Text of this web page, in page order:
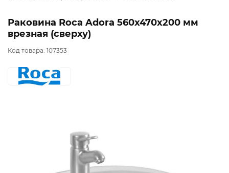
Раковина Roca Adora 560x470х200 мм
врезная (сверху)
Код товара: 107353